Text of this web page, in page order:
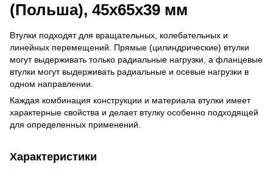
(Польша), 45х65х39 мм
Втулки подходят для вращательных, колебательных и
линейных перемещений. Прямые (цилиндрические) втулки
могут выдерживать только радиальные нагрузки, а фланцевые
втулки могут выдерживать радиальные и осевые нагрузки в
одном направлении.
Каждая комбинация конструкции и материала втулки имеет
характерные свойства и делает втулку особенно подходящей
для определенных применений.
Характеристики